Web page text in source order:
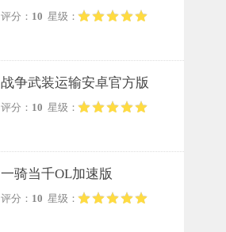
评分： 10 星级：
战争武装运输安卓官方版
评分： 10 星级：
一骑当千OL加速版
评分： 10 星级：